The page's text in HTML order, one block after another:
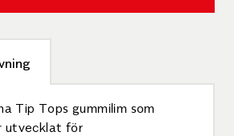
Tip Tops gummilim som
utvecklat för